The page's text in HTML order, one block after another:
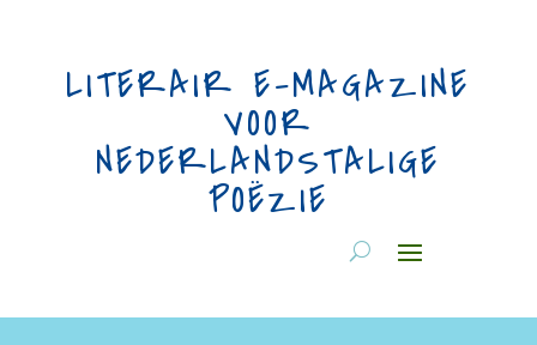
LITERAIR E-MAGAZINE
VOOR
NEDERLANDSTALIGE
POËZIE